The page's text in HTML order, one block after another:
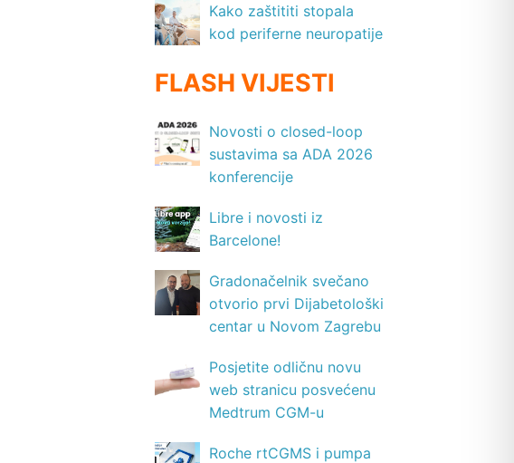
Kako zaštititi stopala
kod periferne neuropatije
FLASH VIJESTI
Novosti o closed-loop
sustavima sa ADA 2026
konferencije
Libre i novosti iz
Barcelone!
Gradonačelnik svečano
otvorio prvi Dijabetološki
centar u Novom Zagrebu
Posjetite odličnu novu
web stranicu posvećenu
Medtrum CGM-u
Roche rtCGMS i pumpa